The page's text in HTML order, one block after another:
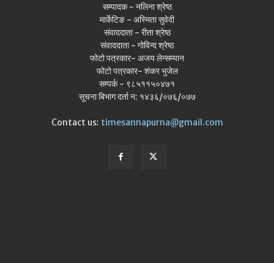
सम्पादक - नलिना श्रेष्ठ
मार्केटिङ - अस्मिता सुवेदी
संवाददाता - रीता श्रेष्ठ
संवाददाता - गोविन्द श्रेष्ठ
फोटो पत्रकार- अजय लेन्सम्यान
फोटो पत्रकार- शंकर भुजेल
सम्पर्क - ९८५११५०४७१
सूचना बिभाग दर्ता न: १४३६/०७६/०७७
Contact us: timesannapurna@gmail.com